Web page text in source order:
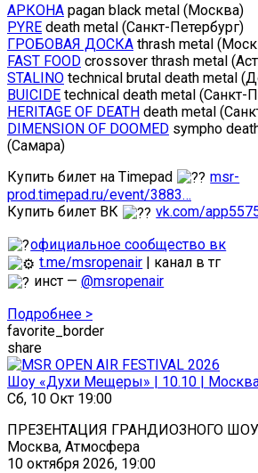
АРКОНА pagan black metal (Москва)
PYRE death metal (Санкт-Петербург)
ГРОБОВАЯ ДОСКА thrash metal
FAST FOOD crossover thrash metal
STALINO technical brutal death metal
BUICIDE technical death metal (Санкт-
HERITAGE OF DEATH death metal
DIMENSION OF DOOMED sympho
(Самара)
Купить билет на Timepad
msr-
prod.timepad.ru/event/3883…
Купить билет ВК
vk.com/
официальное сообщество вк
t.me/msropenair | канал в тг
инст —@msropenair
Подробнее >
favorite_border
share
Шоу «Духи Мещеры» | 10.10 |
Сб, 10 Окт 19:00
ПРЕЗЕНТАЦИЯ ГРАНДИОЗНОГО
Москва, Атмосфера
10 октября 2026, 19:00